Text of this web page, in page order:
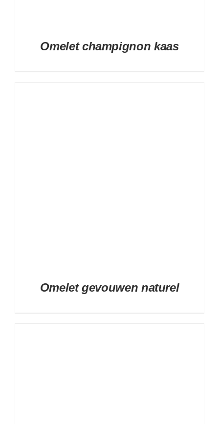
Omelet champignon kaas
Omelet gevouwen naturel